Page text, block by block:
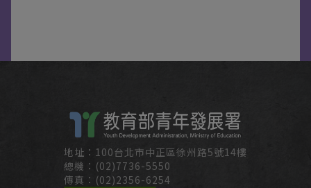
地址：100台北市中正區徐州路5號14樓
總機：(02)7736-5550
傳真：(02)2356-6254